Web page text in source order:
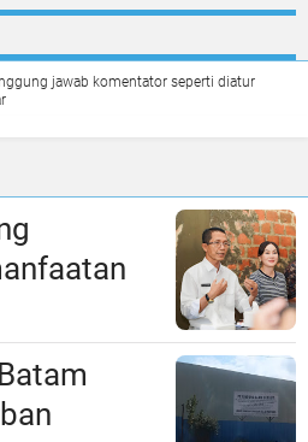
jawab komentator seperti diatur